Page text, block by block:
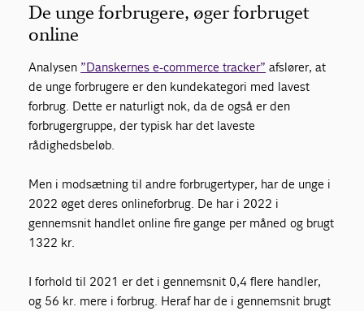
De unge forbrugere, øger forbruget
online
Analysen ”Danskernes e-commerce tracker” afslører, at
de unge forbrugere er den kundekategori med lavest
forbrug. Dette er naturligt nok, da de også er den
forbrugergruppe, der typisk har det laveste
rådighedsbeløb.
Men i modsætning til andre forbrugertyper, har de unge i
2022 øget deres onlineforbrug. De har i 2022 i
gennemsnit handlet online fire gange per måned og brugt
1322 kr.
I forhold til 2021 er det i gennemsnit 0,4 flere handler,
og 56 kr. mere i forbrug. Heraf har de i gennemsnit brugt